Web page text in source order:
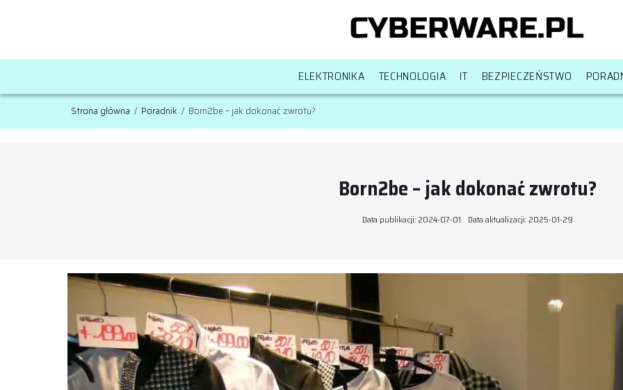
ELEKTRONIKA TECHNOLOGIA IT BEZPIECZEŃSTWO
Strona główna / Poradnik / Born2be – jak dokonać zwrotu?
Born2be – jak dokonać zwrotu?
Data publikacji: 2024-07-01 Data aktualizacji: 2025-01-29